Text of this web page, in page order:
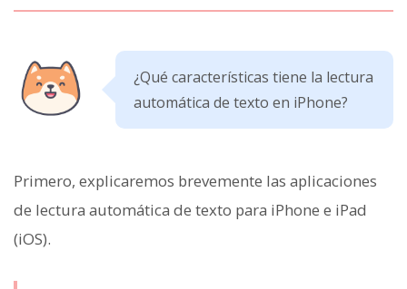
¿Qué características tiene la lectura
automática de texto en iPhone?
Primero, explicaremos brevemente las aplicaciones
de lectura automática de texto para iPhone e iPad
(iOS).